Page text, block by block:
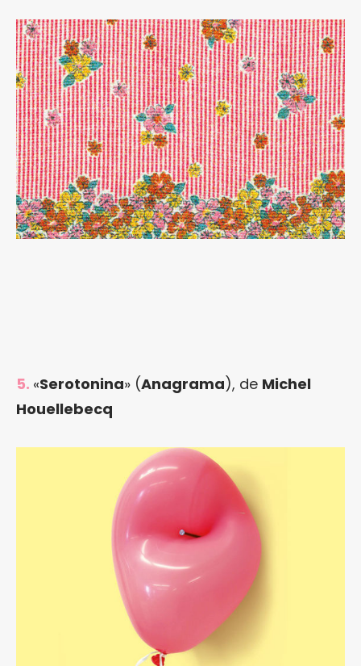
5. «Serotonina» (Anagrama), de Michel
Houellebecq